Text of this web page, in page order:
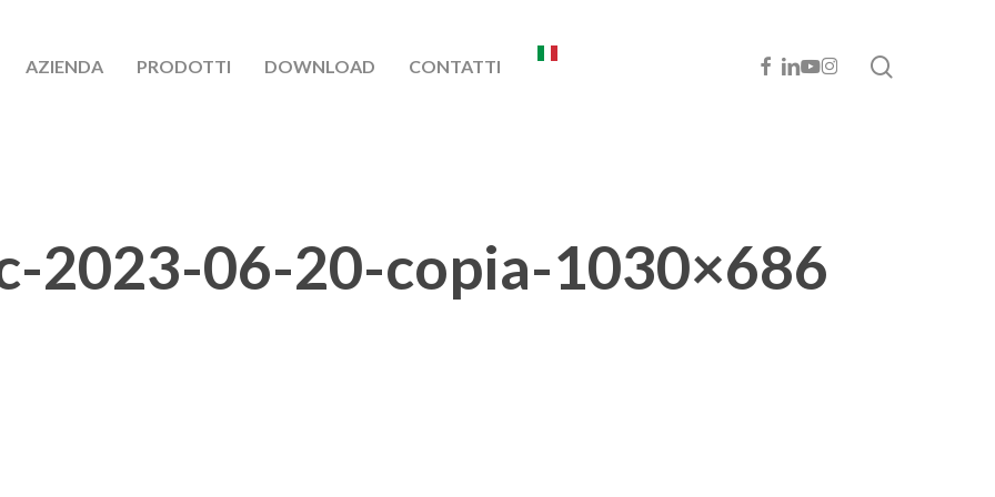
AZIENDA PRODOTTI DOWNLOAD CONTATTI FACEBOOK
LINKEDIN
YOUTUBE
INSTAGRAM
2023-06-20-copia-1030×686